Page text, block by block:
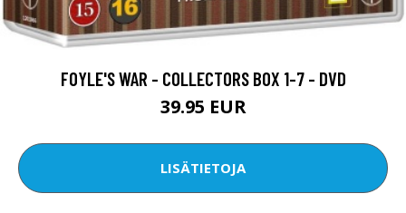
FOYLE'S WAR - COLLECTORS BOX 1-7 - DVD
39.95 EUR
LISÄTIETOJA